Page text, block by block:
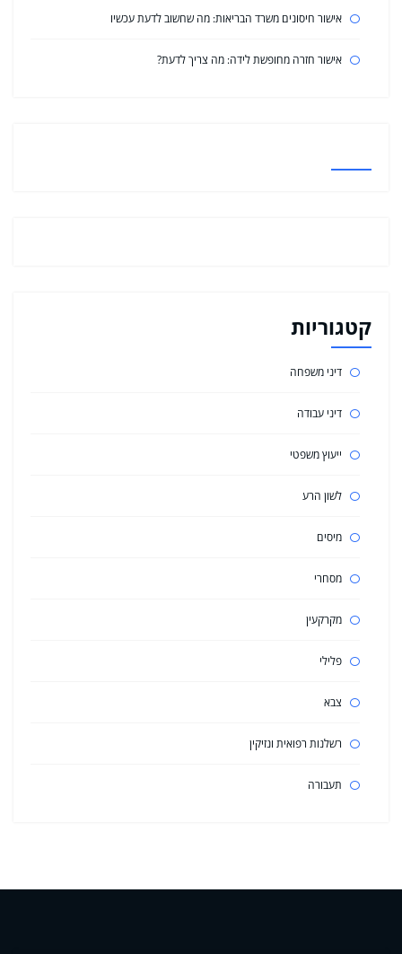
אישור חיסונים משרד הבריאות: מה שחשוב לדעת עכשיו
אישור חזרה מחופשת לידה: מה צריך לדעת?
קטגוריות
דיני משפחה
דיני עבודה
ייעוץ משפטי
לשון הרע
מיסים
מסחרי
מקרקעין
פלילי
צבא
רשלנות רפואית ונזיקין
תעבורה